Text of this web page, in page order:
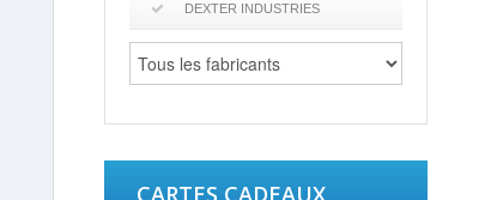
DEXTER INDUSTRIES
CARTES CADEAUX